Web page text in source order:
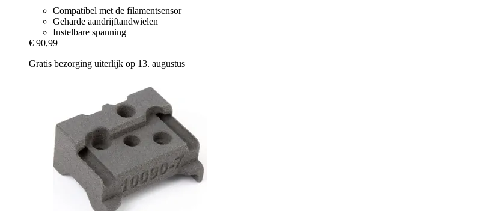
Compatibel met de filamentsensor
Geharde aandrijftandwielen
Instelbare spanning
€ 90,99
Gratis bezorging uiterlijk op 13. augustus